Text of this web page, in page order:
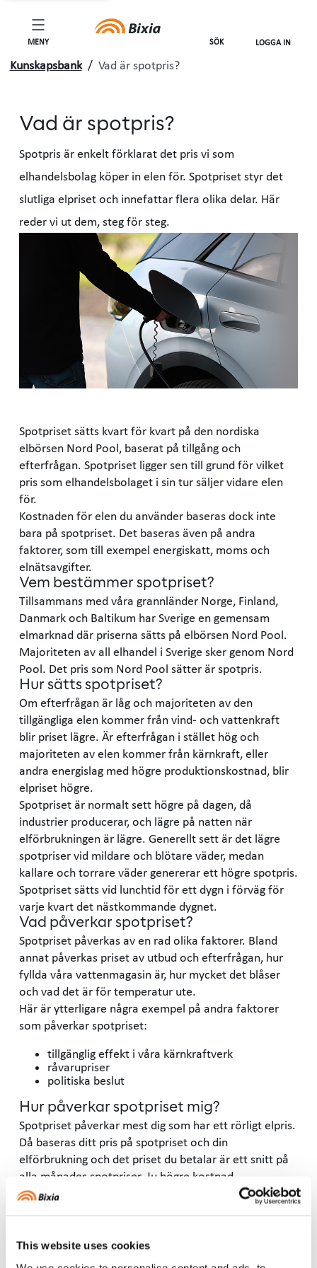
This website uses cookies
MENY SÖK LOGGA IN
Kunskapsbank / Vad är spotpris?
Vad är spotpris?
Spotpris är enkelt förklarat det pris vi som
elhandelsbolag köper in elen för. Spotpriset styr det
slutliga elpriset och innefattar flera olika delar. Här
reder vi ut dem, steg för steg.
Spotpriset sätts kvart för kvart på den nordiska
elbörsen Nord Pool, baserat på tillgång och
efterfrågan. Spotpriset ligger sen till grund för vilket
pris som elhandelsbolaget i sin tur säljer vidare elen
för.
Kostnaden för elen du använder baseras dock inte
bara på spotpriset. Det baseras även på andra
faktorer, som till exempel energiskatt, moms och
elnätsavgifter.
Vem bestämmer spotpriset?
Tillsammans med våra grannländer Norge, Finland,
Danmark och Baltikum har Sverige en gemensam
elmarknad där priserna sätts på elbörsen Nord Pool.
Majoriteten av all elhandel i Sverige sker genom Nord
Pool. Det pris som Nord Pool sätter är spotpris.
Hur sätts spotpriset?
Om efterfrågan är låg och majoriteten av den
tillgängliga elen kommer från vind- och vattenkraft
blir priset lägre. Är efterfrågan i stället hög och
majoriteten av elen kommer från kärnkraft, eller
andra energislag med högre produktionskostnad, blir
elpriset högre.
Spotpriset är normalt sett högre på dagen, då
industrier producerar, och lägre på natten när
elförbrukningen är lägre. Generellt sett är det lägre
spotpriser vid mildare och blötare väder, medan
kallare och torrare väder genererar ett högre spotpris.
Spotpriset sätts vid lunchtid för ett dygn i förväg för
varje kvart det nästkommande dygnet.
Vad påverkar spotpriset?
Spotpriset påverkas av en rad olika faktorer. Bland
annat påverkas priset av utbud och efterfrågan, hur
fyllda våra vattenmagasin är, hur mycket det blåser
och vad det är för temperatur ute.
Här är ytterligare några exempel på andra faktorer
som påverkar spotpriset:
tillgänglig effekt i våra kärnkraftverk
råvarupriser
politiska beslut
Hur påverkar spotpriset mig?
Spotpriset påverkar mest dig som har ett rörligt elpris.
Då baseras ditt pris på spotpriset och din
elförbrukning och det priset du betalar är ett snitt på
alla månades spotpriser. Ju högre kostnad
elhandelsbolaget behöver betala hos Nord Pool,
desto mer behöver du som konsument betala hos ditt
betalar du samma pris per kWh varje månad. Utöver
detta tillkommer kostnader för skatt, moms,